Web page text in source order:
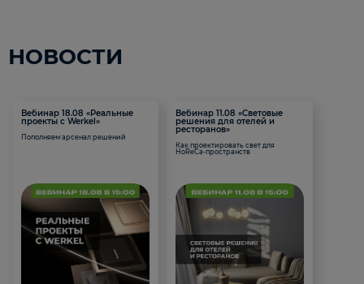
НОВОСТИ
Вебинар 18.08 «Реальные
проекты с Werkel»
Пополняем арсенал решений
Вебинар 11.08 «Световые
решения для отелей и
ресторанов»
Как проектировать свет для
HoReCa-пространств